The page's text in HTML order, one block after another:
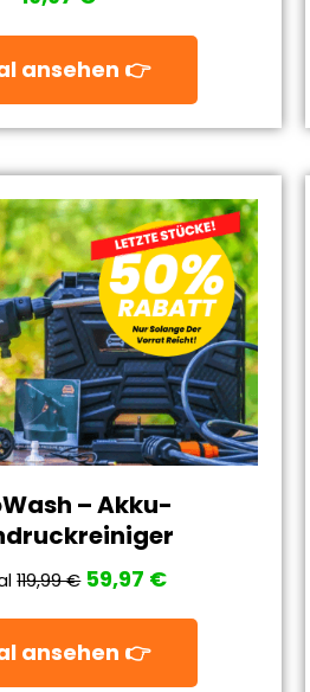
ansehen 👉
– Akku-
119,99 € 59,97 €
ansehen 👉